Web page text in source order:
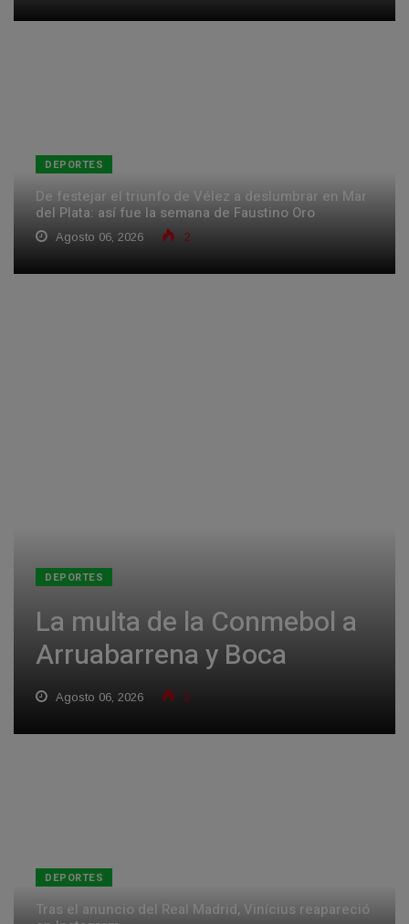
DEPORTES
De festejar el triunfo de Vélez a deslumbrar en Mar
del Plata: así fue la semana de Faustino Oro
Agosto 06, 2026 2
DEPORTES
La multa de la Conmebol a
Arruabarrena y Boca
Agosto 06, 2026 2
DEPORTES
Tras el anuncio del Real Madrid, Vinícius reapareció